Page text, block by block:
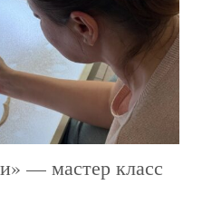
— мастер класс